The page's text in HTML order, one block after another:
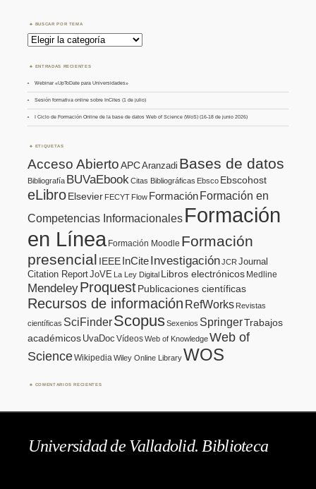
BUSCAR POR TEMA
Buscar
por
Tema
ENTRADAS RECIENTES
Webinar «UpToDate para Universidades»
Sesión formativa online sobre InCites (1 de julio)
I Ciclo de Formación Online de la base de datos Web of Science (WoS) (16-18 de junio 2026)
ETIQUETAS
Acceso AbiertoAPCAranzadi Bases de datos
Bibliografía BUVaEbook Citas Bibliográficas Ebsco Ebscohost
eLibroElsevier FECYT Flow FormaciónFormación en
Competencias Informacionales Formación
en Línea Formación Moodle Formación
presencial IEEE InCiteInvestigaciónJCR Journal
Citation ReportJoVE La Ley Digital Libros electrónicos Medline
MendeleyProquestPublicaciones científicas
Recursos de información RefWorks Revistas
científicas SciFinderScopusSexenios SpringerTrabajos
académicos UvaDoc VídeosWeb of KnowledgeWeb of
ScienceWikipedia Wiley Online LibraryWOS
COMENTARIOS RECIENTES
Universidad de Valladolid. Biblioteca